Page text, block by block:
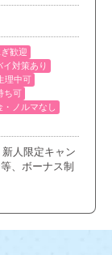
歓迎
イ対策あり
理中可
ち可
・ノルマなし
人限定キャン
、ボーナス制